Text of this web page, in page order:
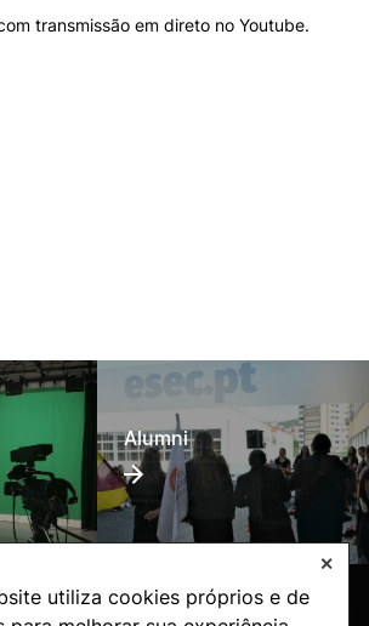
utiliza cookies próprios e de
✕
transmissão em direto no Youtube.
Alumni